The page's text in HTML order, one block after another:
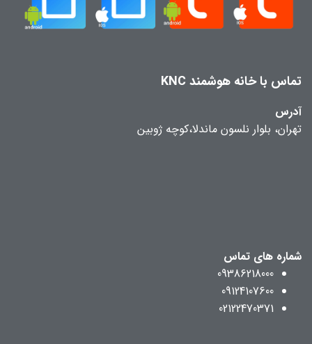
تماس با خانه هوشمند KNC
آدرس
تهران، بلوار نلسون ماندلا،کوچه ژوبین
شماره های تماس
09386218000
09124107600
02122470371